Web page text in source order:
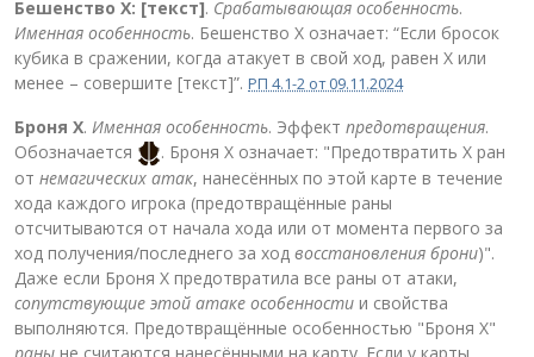
Бешенство Х: [текст]. Срабатывающая особенность.
Именная особенность. Бешенство X означает: “Если бросок
кубика в сражении, когда атакует в свой ход, равен Х или
менее – совершите [текст]”. РП 4.1-2 от 09.11.2024
Броня Х. Именная особенность. Эффект предотвращения.
Обозначается
. Броня Х означает: "Предотвратить X ран
от немагических атак, нанесённых по этой карте в течение
хода каждого игрока (предотвращённые раны
отсчитываются от начала хода или от момента первого за
ход получения/последнего за ход восстановления брони)".
Даже если Броня Х предотвратила все раны от атаки,
сопутствующие этой атаке особенности и свойства
выполняются. Предотвращённые особенностью "Броня X"